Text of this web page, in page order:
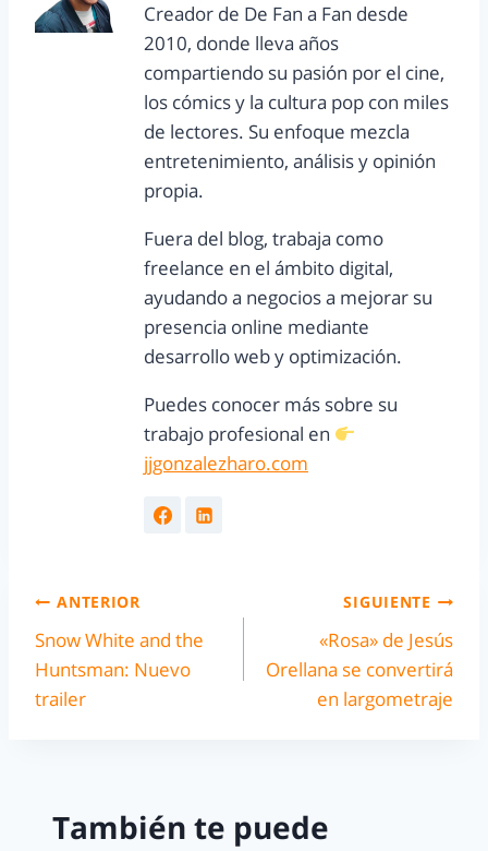
Creador de De Fan a Fan desde
2010, donde lleva años
compartiendo su pasión por el cine,
los cómics y la cultura pop con miles
de lectores. Su enfoque mezcla
entretenimiento, análisis y opinión
propia.
Fuera del blog, trabaja como
freelance en el ámbito digital,
ayudando a negocios a mejorar su
presencia online mediante
desarrollo web y optimización.
Puedes conocer más sobre su
trabajo profesional en
jjgonzalezharo.com
ANTERIOR
Snow White and the
Huntsman: Nuevo
trailer
SIGUIENTE
«Rosa» de Jesús
Orellana se convertirá
en largometraje
También te puede